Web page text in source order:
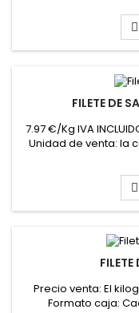

FILETE DE
7.97 €/Kg IVA
Unidad de venta: la

Precio venta: El
Formato caja: